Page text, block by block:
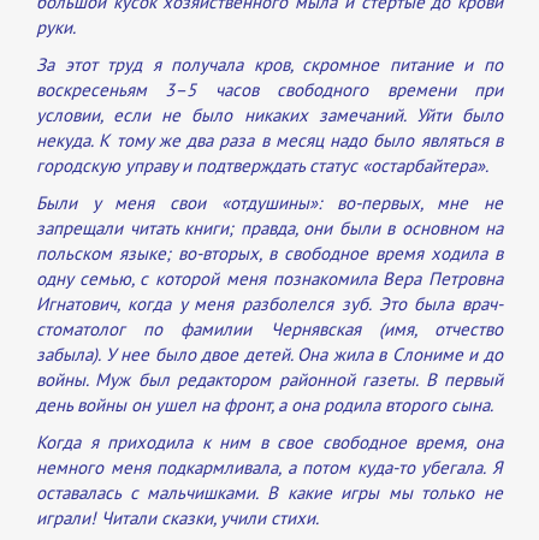
руки.
За этот труд я получала кров, скромное питание и по
воскресеньям 3–5 часов свободного времени при
условии, если не было никаких замечаний. Уйти было
некуда. К тому же два раза в месяц надо было являться в
городскую управу и подтверждать статус «остарбайтера».
Были у меня свои «отдушины»: во-первых, мне не
запрещали читать книги; правда, они были в основном на
польском языке; во-вторых, в свободное время ходила в
одну семью, с которой меня познакомила Вера Петровна
Игнатович, когда у меня разболелся зуб. Это была врач-
стоматолог по фамилии Чернявская (имя, отчество
забыла). У нее было двое детей. Она жила в Слониме и до
войны. Муж был редактором районной газеты. В первый
день войны он ушел на фронт, а она родила второго сына.
Когда я приходила к ним в свое свободное время, она
немного меня подкармливала, а потом куда-то убегала. Я
оставалась с мальчишками. В какие игры мы только не
играли! Читали сказки, учили стихи.